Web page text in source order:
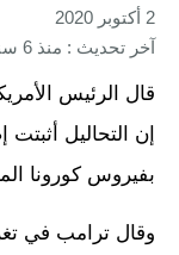
2 أكتوبر 2020
آخر تحديث : منذ 6 سنوات
قال الرئيس
إن التحاليل أثبتت
بفيروس كورونا
وقال ترامب في